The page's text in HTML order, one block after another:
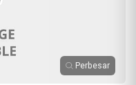
Perbesar